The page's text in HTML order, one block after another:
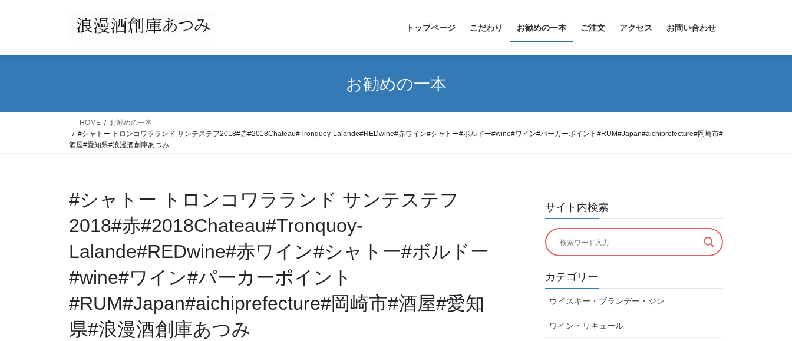
トップページ こだわり お勧めの一本 ご注文 アクセス お問い合わせ
お勧めの一本
HOME
お勧めの一本
#シャトー トロンコワラランド サンテステフ2018#赤#2018Chateau#Tronquoy-Lalande#REDwine#赤ワイン#シャトー#ボルドー#wine#ワイン#パーカーポイント#RUM#Japan#aichiprefecture#岡崎市#
酒屋#愛知県#浪漫酒創庫あつみ
#シャトー トロンコワラランド サンテステフ
2018#赤#2018Chateau#Tronquoy-
Lalande#REDwine#赤ワイン#シャトー#ボルドー
#wine#ワイン#パーカーポイント
#RUM#Japan#aichiprefecture#岡崎市#酒屋#愛知
県#浪漫酒創庫あつみ
サイト内検索
カテゴリー
ウイスキー・ブランデー・ジン
ワイン・リキュール